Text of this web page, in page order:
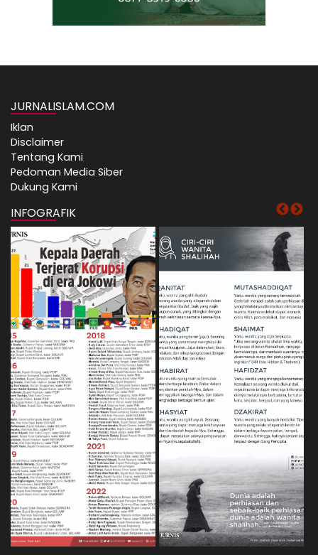
JURNALISLAM.COM
Iklan
Disclaimer
Tentang Kami
Pedoman Media Siber
Dukung Kami
INFOGRAFIK